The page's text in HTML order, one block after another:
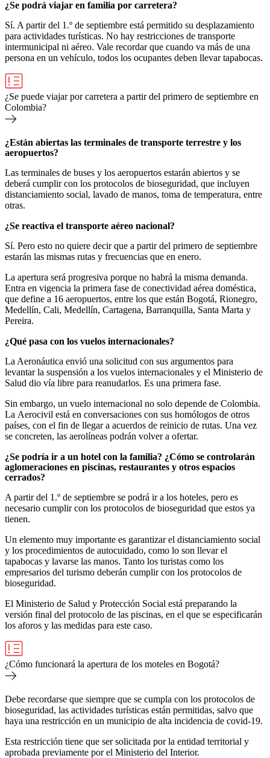
¿Se podrá viajar en familia por carretera?
Sí. A partir del 1.º de septiembre está permitido su desplazamiento
para actividades turísticas. No hay restricciones de transporte
intermunicipal ni aéreo. Vale recordar que cuando va más de una
persona en un vehículo, todos los ocupantes deben llevar tapabocas.
¿Se puede viajar por carretera a partir del primero de septiembre en
Colombia?
¿Están abiertas las terminales de transporte terrestre y los
aeropuertos?
Las terminales de buses y los aeropuertos estarán abiertos y se
deberá cumplir con los protocolos de bioseguridad, que incluyen
distanciamiento social, lavado de manos, toma de temperatura, entre
otras.
¿Se reactiva el transporte aéreo nacional?
Sí. Pero esto no quiere decir que a partir del primero de septiembre
estarán las mismas rutas y frecuencias que en enero.
La apertura será progresiva porque no habrá la misma demanda.
Entra en vigencia la primera fase de conectividad aérea doméstica,
que define a 16 aeropuertos, entre los que están Bogotá, Rionegro,
Medellín, Cali, Medellín, Cartagena, Barranquilla, Santa Marta y
Pereira.
¿Qué pasa con los vuelos internacionales?
La Aeronáutica envió una solicitud con sus argumentos para
levantar la suspensión a los vuelos internacionales y el Ministerio de
Salud dio vía libre para reanudarlos. Es una primera fase.
Sin embargo, un vuelo internacional no solo depende de Colombia.
La Aerocivil está en conversaciones con sus homólogos de otros
países, con el fin de llegar a acuerdos de reinicio de rutas. Una vez
se concreten, las aerolíneas podrán volver a ofertar.
¿Se podría ir a un hotel con la familia? ¿Cómo se controlarán
aglomeraciones en piscinas, restaurantes y otros espacios
cerrados?
A partir del 1.º de septiembre se podrá ir a los hoteles, pero es
necesario cumplir con los protocolos de bioseguridad que estos ya
tienen.
Un elemento muy importante es garantizar el distanciamiento social
y los procedimientos de autocuidado, como lo son llevar el
tapabocas y lavarse las manos. Tanto los turistas como los
empresarios del turismo deberán cumplir con los protocolos de
bioseguridad.
El Ministerio de Salud y Protección Social está preparando la
versión final del protocolo de las piscinas, en el que se especificarán
los aforos y las medidas para este caso.
¿Cómo funcionará la apertura de los moteles en Bogotá?
Debe recordarse que siempre que se cumpla con los protocolos de
bioseguridad, las actividades turísticas están permitidas, salvo que
haya una restricción en un municipio de alta incidencia de covid-19.
Esta restricción tiene que ser solicitada por la entidad territorial y
aprobada previamente por el Ministerio del Interior.